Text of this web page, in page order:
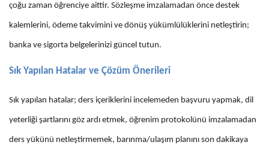
çoğu zaman öğrenciye aittir. Sözleşme imzalamadan önce destek
kalemlerini, ödeme takvimini ve dönüş yükümlülüklerini netleştirin;
banka ve sigorta belgelerinizi güncel tutun.
Sık Yapılan Hatalar ve Çözüm Önerileri
Sık yapılan hatalar; ders içeriklerini incelemeden başvuru yapmak, dil
yeterliği şartlarını göz ardı etmek, öğrenim protokolünü imzalamadan
ders yükünü netleştirmemek, barınma/ulaşım planını son dakikaya